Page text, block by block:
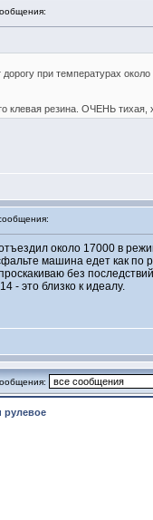
при температурах
клевая резина. ОЧЕНЬ тихая,
около 17000 в
машина едет как по
без
- это близко к идеалу.
рулевое